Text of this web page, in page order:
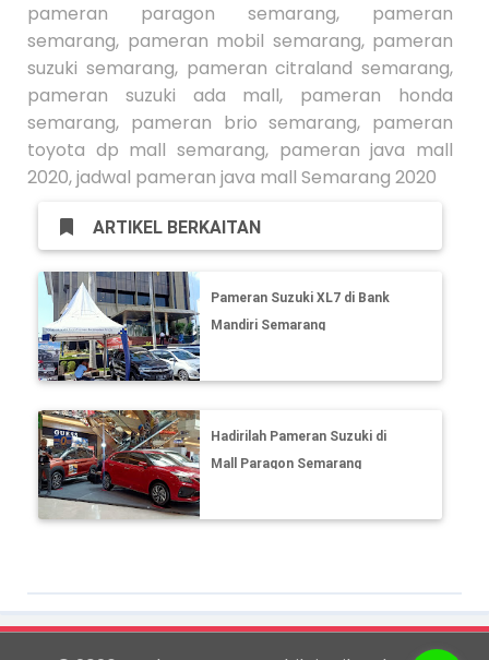
pameran paragon semarang, pameran
semarang, pameran mobil semarang, pameran
suzuki semarang, pameran citraland semarang,
pameran suzuki ada mall, pameran honda
semarang, pameran brio semarang, pameran
toyota dp mall semarang, pameran java mall
2020, jadwal pameran java mall Semarang 2020
ARTIKEL BERKAITAN
Pameran Suzuki XL7 di Bank
Mandiri Semarang
Hadirilah Pameran Suzuki di
Mall Paragon Semarang